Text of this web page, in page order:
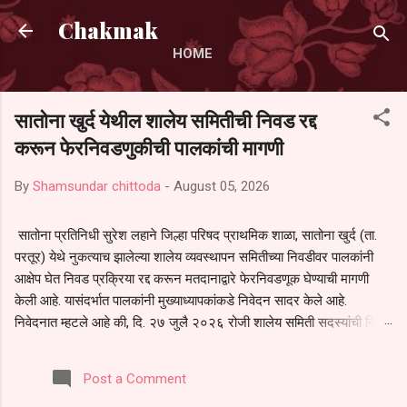
Skip to main content
Chakmak
HOME
सातोना खुर्द येथील शालेय समितीची निवड रद्द
करून फेरनिवडणुकीची पालकांची मागणी
By Shamsundar chittoda - August 05, 2026
सातोना प्रतिनिधी सुरेश लहाने जिल्हा परिषद प्राथमिक शाळा, सातोना खुर्द (ता.
परतूर) येथे नुकत्याच झालेल्या शालेय व्यवस्थापन समितीच्या निवडीवर पालकांनी
आक्षेप घेत निवड प्रक्रिया रद्द करून मतदानाद्वारे फेरनिवडणूक घेण्याची मागणी
केली आहे. यासंदर्भात पालकांनी मुख्याध्यापकांकडे निवेदन सादर केले आहे.
निवेदनात म्हटले आहे की, दि. २७ जुलै २०२६ रोजी शालेय समिती सदस्यांची निवड
पालकांना देण्यात आली नसल्याने मोठ्या संख्येने पालक बैठकीस उपस्थित राहू शकले
नाहीत. तसेच सर्व पालकांना विश्वासात न घेता निवड प्रक्रिया पूर्ण करण्यात
Post a Comment